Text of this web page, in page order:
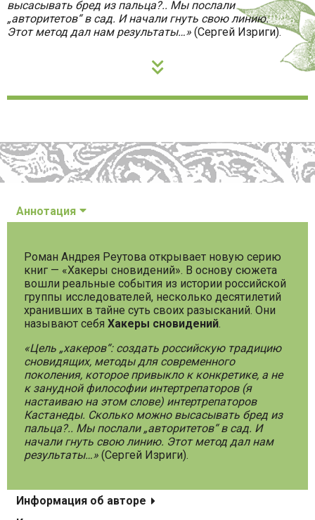
высасывать бред из пальца?.. Мы послали
„авторитетов“ в сад. И начали гнуть свою линию.
Этот метод дал нам результаты…» (Сергей Изриги).
Аннотация
Роман Андрея Реутова открывает новую серию
книг — «Хакеры сновидений». В основу сюжета
вошли реальные события из истории российской
группы исследователей, несколько десятилетий
хранивших в тайне суть своих разысканий. Они
называют себя Хакеры сновидений.
«Цель „хакеров“: создать российскую традицию
сновидящих, методы для современного
поколения, которое привыкло к конкретике, а не
к занудной философии интертрепаторов (я
настаиваю на этом слове) интертрепаторов
Кастанеды. Сколько можно высасывать бред из
пальца?.. Мы послали „авторитетов“ в сад. И
начали гнуть свою линию. Этот метод дал нам
результаты…» (Сергей Изриги).
Информация об авторе